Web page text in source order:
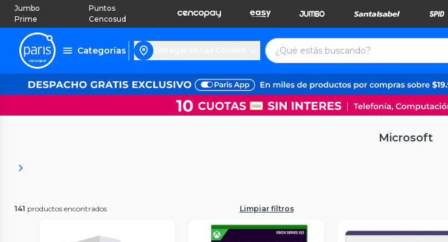
Jumbo
Prime
Puntos
Cencosud
Categorías
Microsoft
141 productos encontrados Limpiar filtros